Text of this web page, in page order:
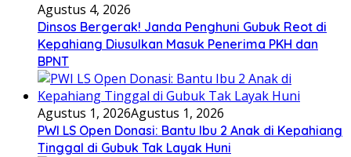
Agustus 4, 2026
Dinsos Bergerak! Janda Penghuni Gubuk Reot di
Kepahiang Diusulkan Masuk Penerima PKH dan
BPNT
Agustus 1, 2026Agustus 1, 2026
PWI LS Open Donasi: Bantu Ibu 2 Anak di Kepahiang
Tinggal di Gubuk Tak Layak Huni